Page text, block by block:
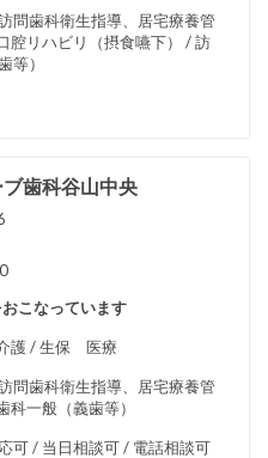
問歯科衛生指導、居宅療養管
腔リハビリ（摂食嚥下） / 訪
等）
歯科谷山中央
こなっています
護 / 生保 医療
問歯科衛生指導、居宅療養管
科一般（義歯等）
可 / 当日相談可 / 電話相談可